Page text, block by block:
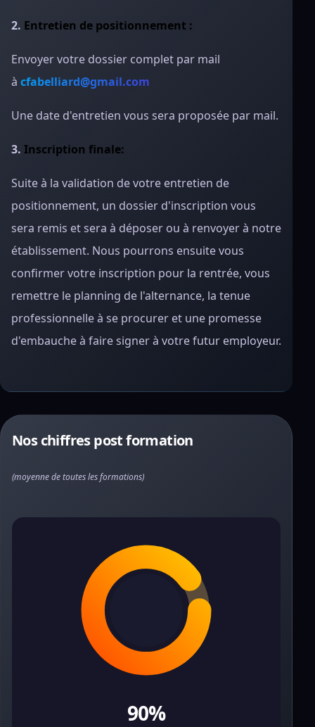
2. Entretien de positionnement :
Envoyer votre dossier complet par mail
à cfabelliard@gmail.com
Une date d'entretien vous sera proposée par mail.
3. Inscription finale:
Suite à la validation de votre entretien de
positionnement, un dossier d'inscription vous
sera remis et sera à déposer ou à renvoyer à notre
établissement. Nous pourrons ensuite vous
confirmer votre inscription pour la rentrée, vous
remettre le planning de l'alternance, la tenue
professionnelle à se procurer et une promesse
d'embauche à faire signer à votre futur employeur.
Nos chiffres post formation
(moyenne de toutes les formations)
90%